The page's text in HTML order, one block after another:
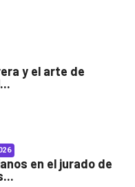
y el arte de
en el jurado de